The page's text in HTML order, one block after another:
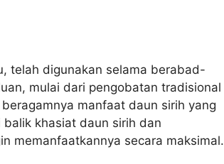
telah digunakan selama berabad-
mulai dari pengobatan tradisional
manfaat daun sirih yang
khasiat daun sirih dan
memanfaatkannya secara maksimal.